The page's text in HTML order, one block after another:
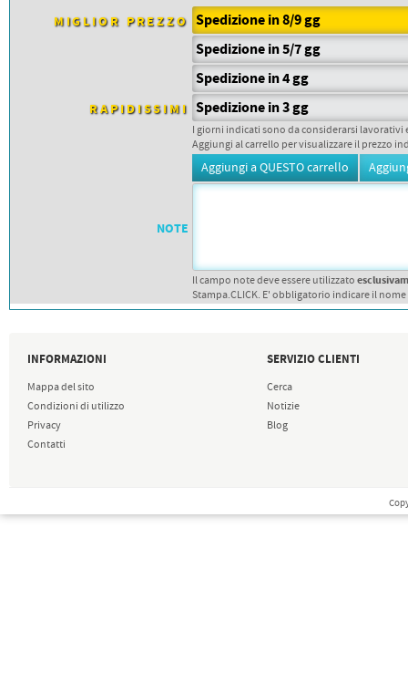
DORSALI TARGHE
MIGLIOR PREZZO Spedizione in 8/9 gg
Spedizione in 5/7 gg
Spedizione in 4 gg
RAPIDISSIMI Spedizione in 3 gg
I giorni indicati sono da considerarsi
Aggiungi al carrello per visualizzare il prezzo
NOTE
Il campo note deve essere utilizzato
Stampa.CLICK. E' obbligatorio indicare il
INFORMAZIONI
Mappa del sito
Condizioni di utilizzo
Privacy
Contatti
SERVIZIO CLIENTI
Cerca
Notizie
Blog